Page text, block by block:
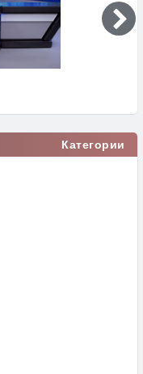
Категории